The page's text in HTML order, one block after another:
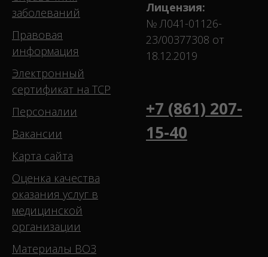
заболеваний
Правовая
информация
Электронный
сертификат на ТСР
Персоналии
Вакансии
Карта сайта
Оценка качества
оказания услуг в
медицинской
организации
Материалы ВОЗ
Лицензия:
№ Л041-01126-
23/00377308 от
18.12.2019
+7 (861) 207-
15-40